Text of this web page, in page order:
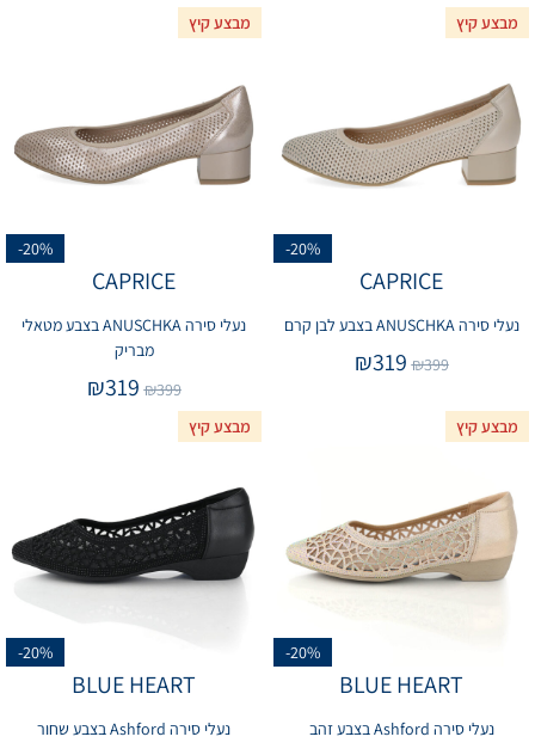
מבצע קיץ
-20%
CAPRICE
נעלי סירה ANUSCHKA בצבע לבן קרם
₪399
₪319
מבצע קיץ
-20%
CAPRICE
נעלי סירה ANUSCHKA בצבע מטאלי
מבריק
₪399
₪319
מבצע קיץ
-20%
BLUE HEART
נעלי סירה Ashford בצבע זהב
מבצע קיץ
-20%
BLUE HEART
נעלי סירה Ashford בצבע שחור